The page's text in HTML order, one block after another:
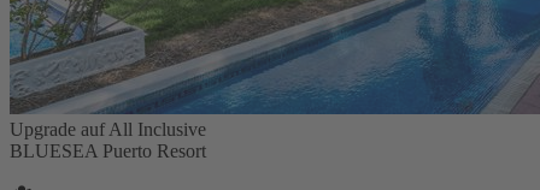
Upgrade auf All Inclusive
BLUESEA Puerto Resort